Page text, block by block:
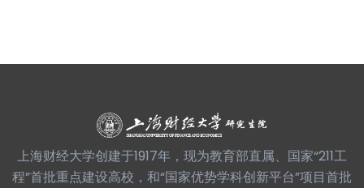
上海财经大学创建于1917年，现为教育部直属、国家“211工
程”首批重点建设高校，和“国家优势学科创新平台”项目首批